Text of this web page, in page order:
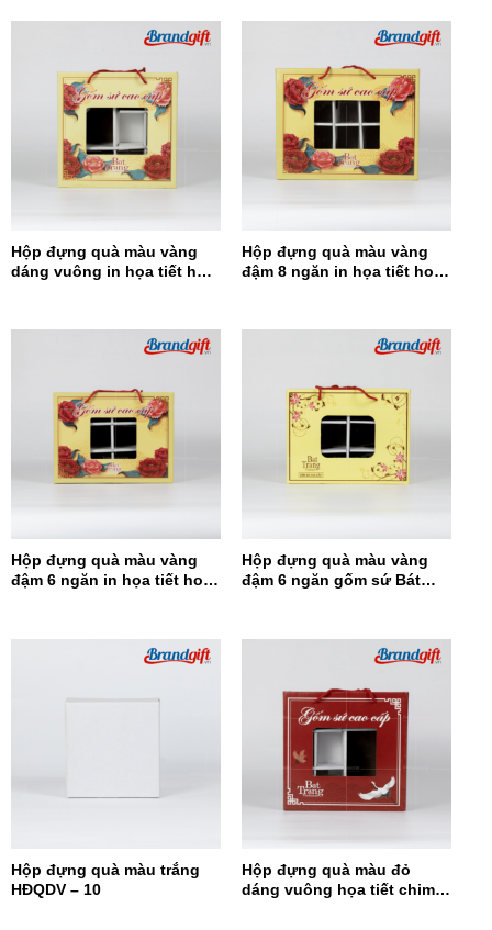
Hộp đựng quà màu vàng
dáng vuông in họa tiết hoa
Hộp đựng quà màu vàng
đậm 8 ngăn in họa tiết hoa
Hộp đựng quà màu vàng
đậm 6 ngăn in họa tiết hoa
Hộp đựng quà màu vàng
đậm 6 ngăn gốm sứ Bát
Hộp đựng quà màu trắng
HĐQDV – 10
Hộp đựng quà màu đỏ
dáng vuông họa tiết chim